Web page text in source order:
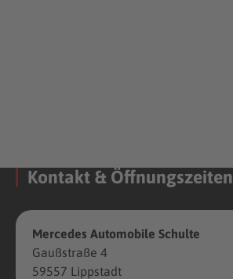
Kontakt & Öffnungszeiten
Mercedes Automobile Schulte
Gaußstraße 4
59557 Lippstadt